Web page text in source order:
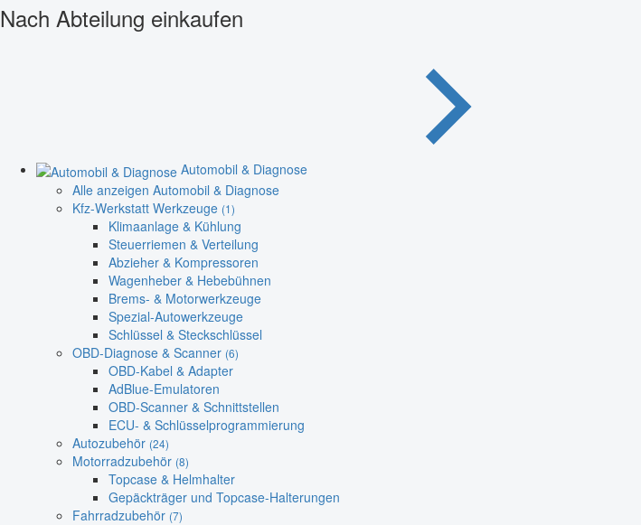
Nach Abteilung einkaufen
Automobil & Diagnose
Alle anzeigen Automobil & Diagnose
Kfz-Werkstatt Werkzeuge (1)
Klimaanlage & Kühlung
Steuerriemen & Verteilung
Abzieher & Kompressoren
Wagenheber & Hebebühnen
Brems- & Motorwerkzeuge
Spezial-Autowerkzeuge
Schlüssel & Steckschlüssel
OBD-Diagnose & Scanner (6)
OBD-Kabel & Adapter
AdBlue-Emulatoren
OBD-Scanner & Schnittstellen
ECU- & Schlüsselprogrammierung
Autozubehör (24)
Motorradzubehör (8)
Topcase & Helmhalter
Gepäckträger und Topcase-Halterungen
Fahrradzubehör (7)